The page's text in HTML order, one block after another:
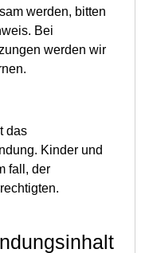
werden, bitten
Bei
werden wir
das
Kinder und
fall, der